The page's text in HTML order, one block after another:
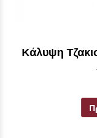
Κάλυψη